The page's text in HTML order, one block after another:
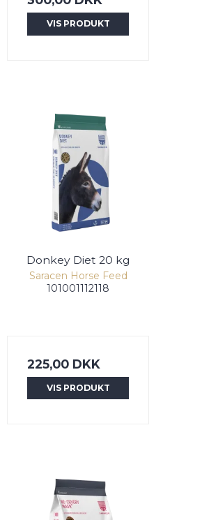
VIS PRODUKT
Donkey Diet 20 kg
Saracen Horse Feed
101001112118
225,00 DKK
VIS PRODUKT